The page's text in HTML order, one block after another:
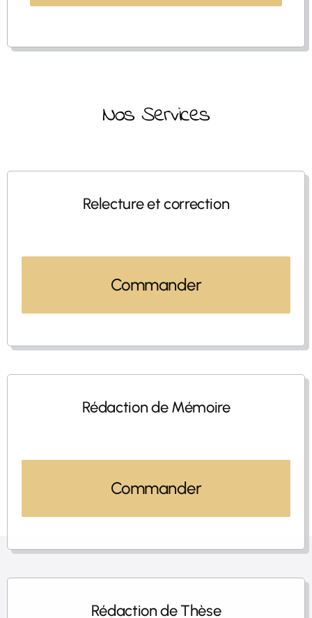
Nos Services
Relecture et correction
Commander
Rédaction de Mémoire
Commander
Rédaction de Thèse